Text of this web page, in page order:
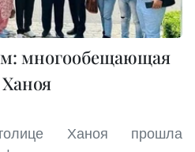
многообещающая
Ханоя прошла